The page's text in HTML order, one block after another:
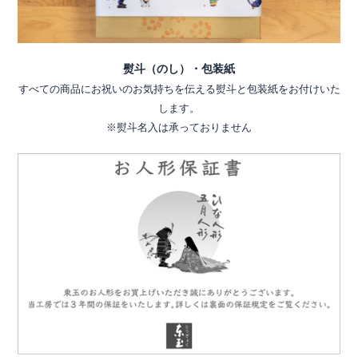
熨斗（のし）・包装紙
すべての商品にお祝いのお気持ちを伝える熨斗と包装紙をお付けいた
します。
※熨斗名入は承っておりません